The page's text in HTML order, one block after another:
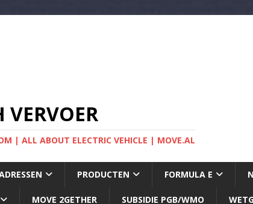
VERVOER
| ALL ABOUT ELECTRIC VEHICLE | MOVE.AL
PRODUCTEN FORMULA E
MOVE 2GETHER SUBSIDIE PGB/WMO